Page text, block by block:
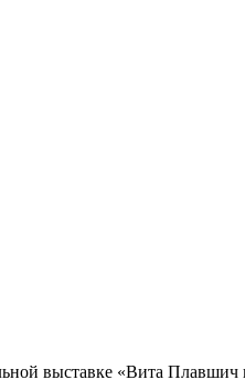
выставке «Вита